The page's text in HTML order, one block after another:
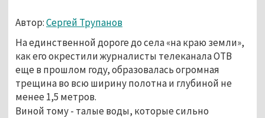
Автор:Сергей Трупанов
На единственной дороге до села «на краю земли»,
как его окрестили журналисты телеканала ОТВ
еще в прошлом году, образовалась огромная
трещина во всю ширину полотна и глубиной не
менее 1,5 метров.
Виной тому - талые воды, которые сильно